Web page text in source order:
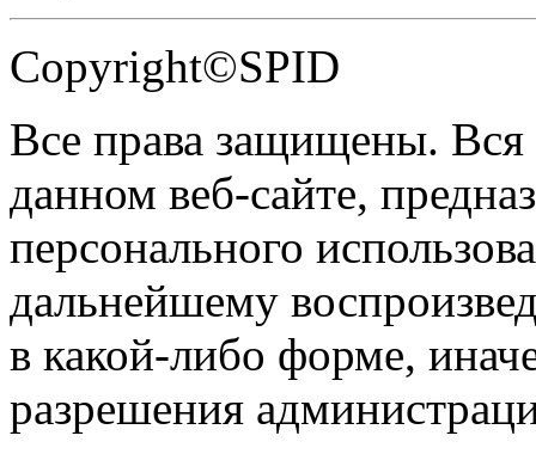
Copyright©SPID
Все права защищены.
данном веб-сайте,
персонального
дальнейшему
в какой-либо форме,
разрешения